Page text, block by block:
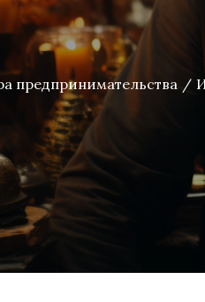
предпринимательства